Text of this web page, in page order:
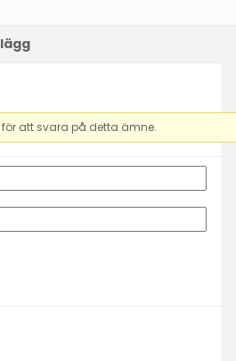
att svara på detta ämne.